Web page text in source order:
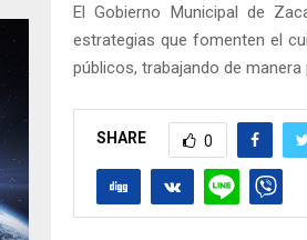
El Gobierno Municipal de
estrategias que fomenten el
públicos, trabajando de
SHARE 0